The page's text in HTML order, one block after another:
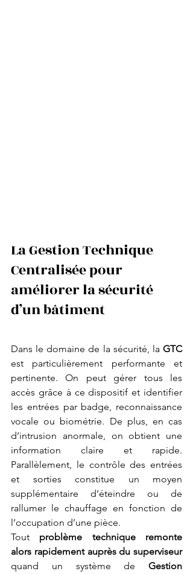
La Gestion Technique
Centralisée pour
améliorer la sécurité
d’un bâtiment
Dans le domaine de la sécurité, la GTC
est particulièrement performante et
pertinente. On peut gérer tous les
accès grâce à ce dispositif et identifier
les entrées par badge, reconnaissance
vocale ou biométrie. De plus, en cas
d’intrusion anormale, on obtient une
information claire et rapide.
Parallèlement, le contrôle des entrées
et sorties constitue un moyen
supplémentaire d’éteindre ou de
rallumer le chauffage en fonction de
l’occupation d’une pièce.
Tout problème technique remonte
alors rapidement auprès du superviseur
quand un système de Gestion